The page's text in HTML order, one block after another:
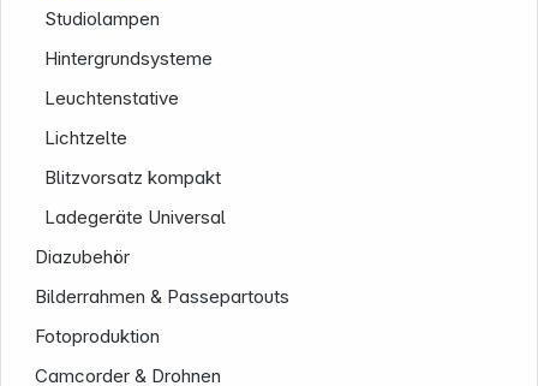
Studiolampen
Hintergrundsysteme
Leuchtenstative
Lichtzelte
Blitzvorsatz kompakt
Ladegeräte Universal
Diazubehör
Bilderrahmen & Passepartouts
Fotoproduktion
Camcorder & Drohnen